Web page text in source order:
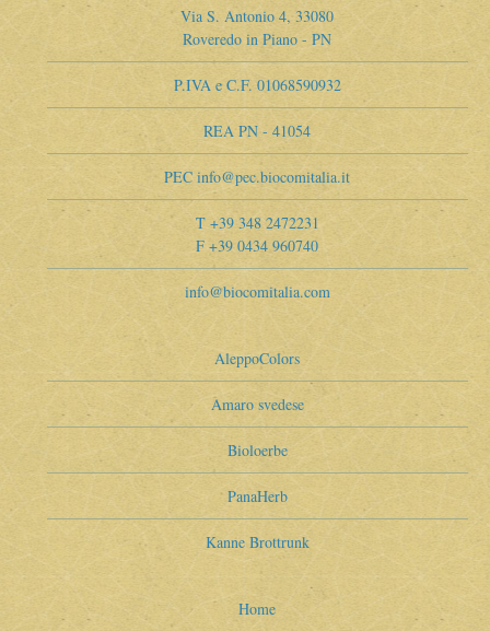
Via S. Antonio 4, 33080
Roveredo in Piano - PN
P.IVA e C.F. 01068590932
REA PN - 41054
PEC info@pec.biocomitalia.it
T +39 348 2472231
F +39 0434 960740
info@biocomitalia.com
AleppoColors
Amaro svedese
Bioloerbe
PanaHerb
Kanne Brottrunk
Home